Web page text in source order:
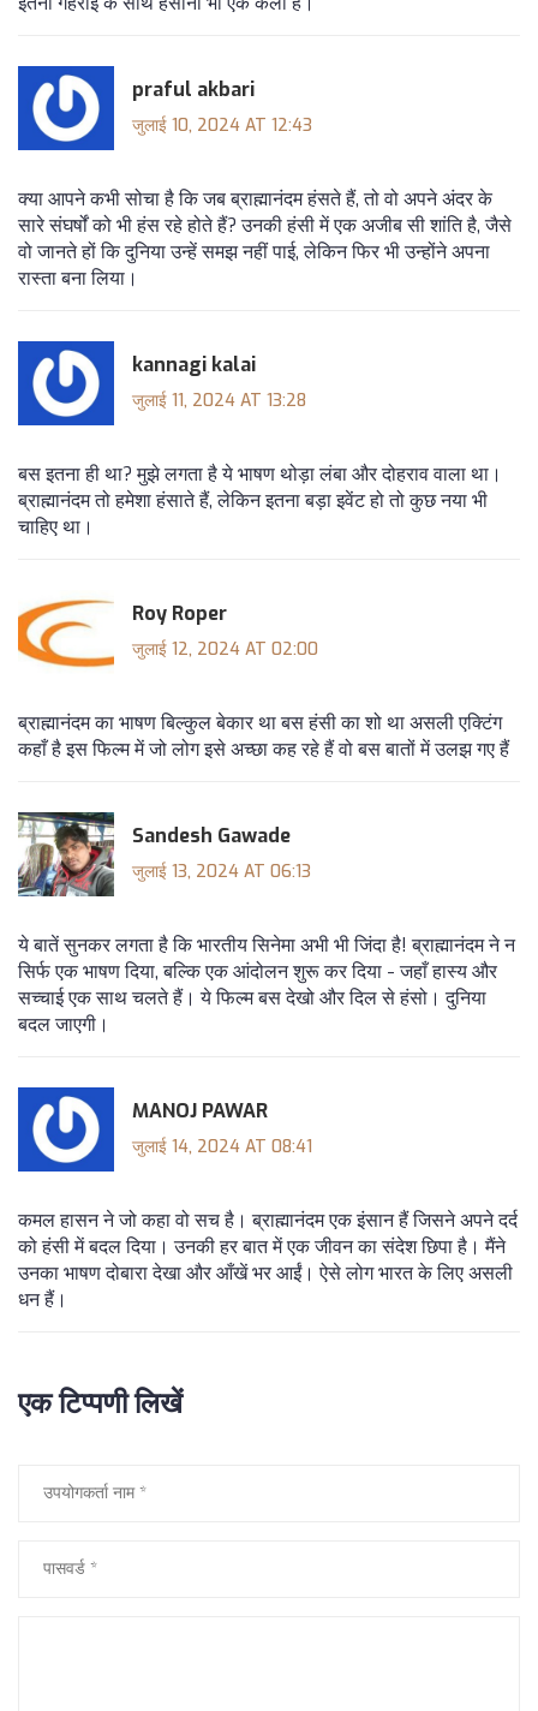
praful akbari
जुलाई 10, 2024 AT 12:43
क्या आपने कभी सोचा है कि जब ब्राह्मानंदम हंसते हैं, तो वो अपने अंदर के
सारे संघर्षों को भी हंस रहे होते हैं? उनकी हंसी में एक अजीब सी शांति है, जैसे
वो जानते हों कि दुनिया उन्हें समझ नहीं पाई, लेकिन फिर भी उन्होंने अपना
रास्ता बना लिया।
kannagi kalai
जुलाई 11, 2024 AT 13:28
बस इतना ही था? मुझे लगता है ये भाषण थोड़ा लंबा और दोहराव वाला था।
ब्राह्मानंदम तो हमेशा हंसाते हैं, लेकिन इतना बड़ा इवेंट हो तो कुछ नया भी
चाहिए था।
Roy Roper
जुलाई 12, 2024 AT 02:00
ब्राह्मानंदम का भाषण बिल्कुल बेकार था बस हंसी का शो था असली एक्टिंग
कहाँ है इस फिल्म में जो लोग इसे अच्छा कह रहे हैं वो बस बातों में उलझ गए हैं
Sandesh Gawade
जुलाई 13, 2024 AT 06:13
ये बातें सुनकर लगता है कि भारतीय सिनेमा अभी भी जिंदा है! ब्राह्मानंदम ने न
सिर्फ एक भाषण दिया, बल्कि एक आंदोलन शुरू कर दिया - जहाँ हास्य और
सच्चाई एक साथ चलते हैं। ये फिल्म बस देखो और दिल से हंसो। दुनिया
बदल जाएगी।
MANOJ PAWAR
जुलाई 14, 2024 AT 08:41
कमल हासन ने जो कहा वो सच है। ब्राह्मानंदम एक इंसान हैं जिसने अपने दर्द
को हंसी में बदल दिया। उनकी हर बात में एक जीवन का संदेश छिपा है। मैंने
उनका भाषण दोबारा देखा और आँखें भर आईं। ऐसे लोग भारत के लिए असली
धन हैं।
एक टिप्पणी लिखें